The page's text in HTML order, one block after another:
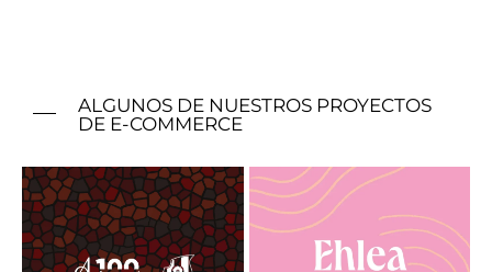
ALGUNOS DE NUESTROS PROYECTOS
DE E-COMMERCE